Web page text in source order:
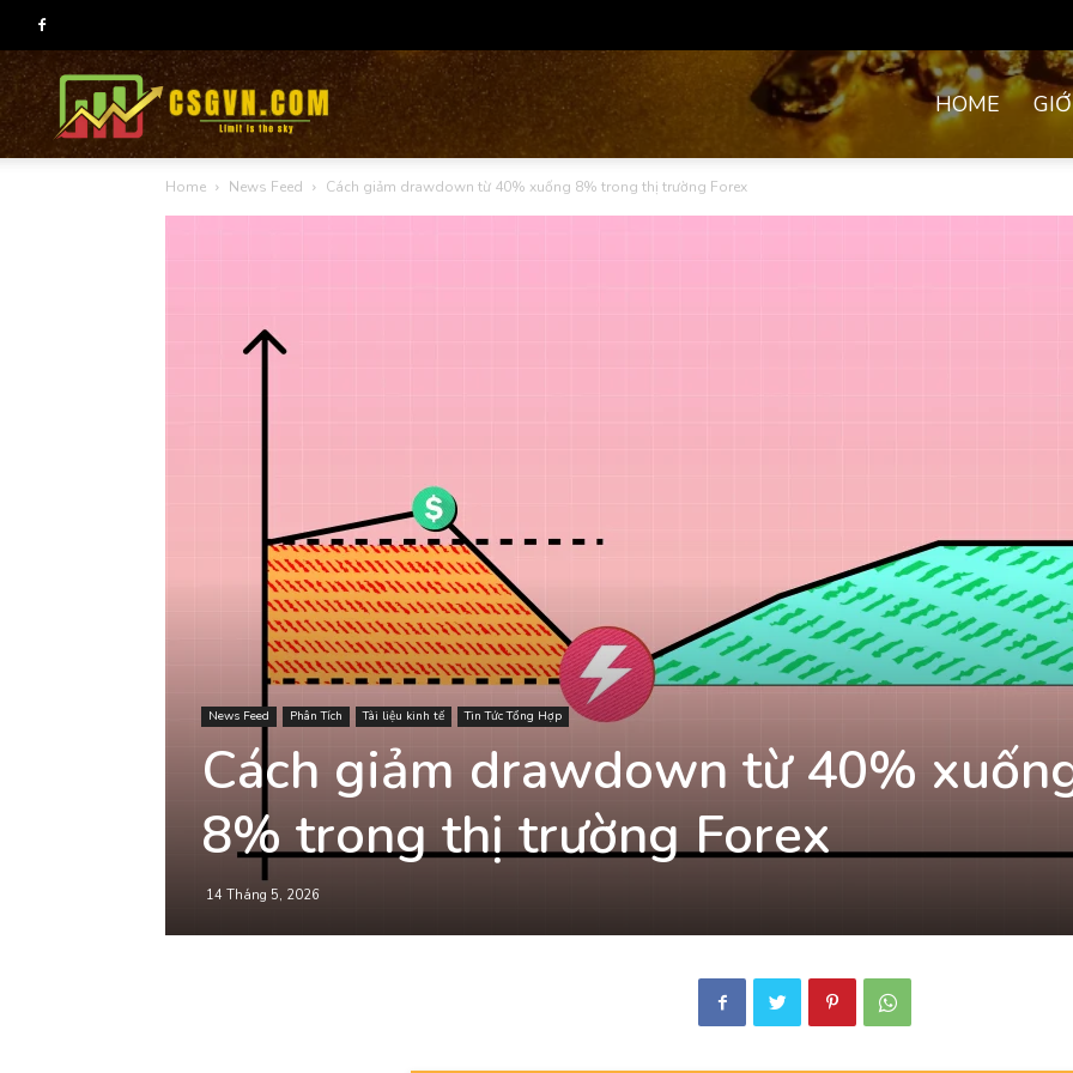
CSG
group
HOME
Home News Feed Cách giảm drawdown từ 40% xuống 8% trong thị trường Forex
News Feed Phân Tích Tài liệu kinh tế Tin Tức Tổng Hợp
Cách giảm drawdown từ 40%
8% trong thị trường Forex
14 Tháng 5, 2026